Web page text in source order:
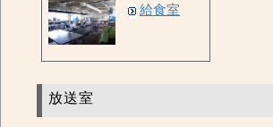
給食室
放送室